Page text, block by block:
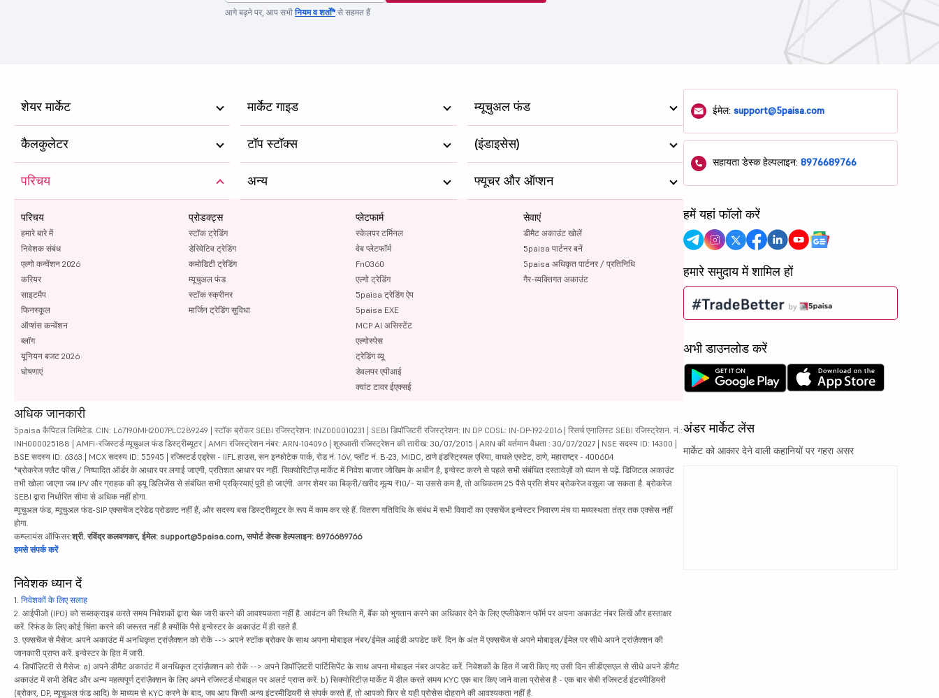
आगे बढ़ने पर, आप सभीनियम व शर्तों*से सहमत हैं
शेयर मार्केट मार्केट गाइड म्यूचुअल फंड
कैलकुलेटर टॉप स्टॉक्स (इंडाइसेस)
परिचय
परिचय
हमारे बारे में
निवेशक संबंध
एल्गो कन्वेंशन 2026
करियर
साइटमैप
फिनस्कूल
ऑप्शंस कन्वेंशन
ब्लॉग
यूनियन बजट 2026
घोषणाएं
प्रोडक्ट्स
स्टॉक ट्रेडिंग
डेरिवेटिव ट्रेडिंग
कमोडिटी ट्रेडिंग
म्यूचुअल फंड
स्टॉक स्क्रीनर
मार्जिन ट्रेडिंग सुविधा
प्लेटफार्म
स्केलपर टर्मिनल
वेब प्लेटफॉर्म
FnO360
एल्गो ट्रेडिंग
5paisa ट्रेडिंग ऐप
5paisa EXE
MCP AI असिस्टेंट
एल्गोस्पेस
ट्रेडिंग व्यू
डेवलपर एपीआई
क्वांट टावर ईएक्सई
सेवाएं
डीमैट अकाउंट खोलें
5paisa पार्टनर बनें
5paisa अधिकृत पार्टनर / प्रतिनिधि
गैर-व्यक्तिगत अकाउंट
अन्य फ्यूचर और ऑप्शन
अधिक जानकारी
5paisa कैपिटल लिमिटेड. CIN: L67190MH2007PLC289249 | स्टॉक ब्रोकर SEBI रजिस्ट्रेशन: INZ000010231 | SEBI डिपॉजिटरी रजिस्ट्रेशन: IN DP CDSL: IN-DP-192-2016 | रिसर्च एनालिस्ट SEBI रजिस्ट्रेशन. नं.:
INH000025188 | AMFI-रजिस्टर्ड म्यूचुअल फंड डिस्ट्रीब्यूटर | AMFI रजिस्ट्रेशन नंबर: ARN-104096 | शुरुआती रजिस्ट्रेशन की तारीख: 30/07/2015 | ARN की वर्तमान वैधता : 30/07/2027 | NSE सदस्य ID: 14300 |
BSE सदस्य ID: 6363 | MCX सदस्य ID: 55945 | रजिस्टर्ड एड्रेस - IIFL हाउस, सन इन्फोटेक पार्क, रोड नं. 16V, प्लॉट नं. B-23, MIDC, ठाणे इंडस्ट्रियल एरिया, वाघले एस्टेट, ठाणे, महाराष्ट्र - 400604
*ब्रोकरेज फ्लैट फीस / निष्पादित ऑर्डर के आधार पर लगाई जाएगी, प्रतिशत आधार पर नहीं. सिक्योरिटीज़ मार्केट में निवेश बाजार जोखिम के अधीन है, इन्वेस्ट करने से पहले सभी संबंधित दस्तावेज़ों को ध्यान से पढ़ें. डिजिटल अकाउंट
तभी खोला जाएगा जब IPV और ग्राहक की ड्यू डिलिजेंस से संबंधित सभी प्रक्रियाएं पूरी हो जाएंगी. अगर शेयर का बिक्री/खरीद मूल्य ₹10/- या उससे कम है, तो अधिकतम 25 पैसे प्रति शेयर ब्रोकरेज वसूला जा सकता है. ब्रोकरेज
SEBI द्वारा निर्धारित सीमा से अधिक नहीं होगा.
म्यूचुअल फंड, म्यूचुअल फंड-SIP एक्सचेंज ट्रेडेड प्रोडक्ट नहीं हैं, और सदस्य बस डिस्ट्रीब्यूटर के रूप में काम कर रहे हैं. वितरण गतिविधि के संबंध में सभी विवादों का एक्सचेंज इन्वेस्टर निवारण मंच या मध्यस्थता तंत्र तक एक्सेस नहीं
होगा.
कम्प्लायंस ऑफिसर:श्री. रविंद्र कलवणकर, ईमेल: support@5paisa.com, सपोर्ट डेस्क हेल्पलाइन: 8976689766
हमसे संपर्क करें
निवेशक ध्यान दें
1. निवेशकों के लिए सलाह
2. आईपीओ (IPO) को सब्सक्राइब करते समय निवेशकों द्वारा चेक जारी करने की आवश्यकता नहीं है. आवंटन की स्थिति में, बैंक को भुगतान करने का अधिकार देने के लिए एप्लीकेशन फॉर्म पर अपना अकाउंट नंबर लिखें और हस्ताक्षर
करें. रिफंड के लिए कोई चिंता करने की जरूरत नहीं है क्योंकि पैसे इन्वेस्टर के अकाउंट में ही रहते हैं.
3. एक्सचेंज से मैसेज: अपने अकाउंट में अनधिकृत ट्रांज़ैक्शन को रोकें --> अपने स्टॉक ब्रोकर के साथ अपना मोबाइल नंबर/ईमेल आईडी अपडेट करें. दिन के अंत में एक्सचेंज से अपने मोबाइल/ईमेल पर सीधे अपने ट्रांज़ैक्शन की
जानकारी प्राप्त करें. इन्वेस्टर के हित में जारी.
4. डिपॉज़िटरी से मैसेज: a) अपने डीमैट अकाउंट में अनधिकृत ट्रांज़ैक्शन को रोकें --> अपने डिपॉज़िटरी पार्टिसिपेंट के साथ अपना मोबाइल नंबर अपडेट करें. निवेशकों के हित में जारी किए गए उसी दिन सीडीएसएल से सीधे अपने डीमैट
अकाउंट में सभी डेबिट और अन्य महत्वपूर्ण ट्रांज़ैक्शन के लिए अपने रजिस्टर्ड मोबाइल पर अलर्ट प्राप्त करें. b) सिक्योरिटीज़ मार्केट में डील करते समय KYC एक बार किए जाने वाला प्रोसेस है - एक बार सेबी रजिस्टर्ड इंटरमीडियरी
(ब्रोकर, DP, म्यूचुअल फंड आदि) के माध्यम से KYC करने के बाद, जब आप किसी अन्य इंटरमीडियरी से संपर्क करते हैं, तो आपको फिर से यही प्रोसेस दोहराने की आवश्यकता नहीं है.
ईमेल:support@5paisa.com
सहायता डेस्क हेल्पलाइन:8976689766
हमें यहां फॉलो करें
हमारे समुदाय में शामिल हों
अभी डाउनलोड करें
अंडर मार्केट लेंस
मार्केट को आकार देने वाली कहानियों पर गहरा असर